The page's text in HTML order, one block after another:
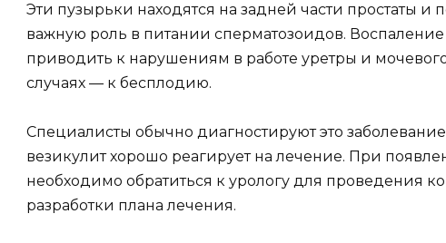
Эти пузырьки находятся на задней части простаты и
важную роль в питании сперматозоидов.
приводить к нарушениям в работе уретры и
случаях — к бесплодию.
Специалисты обычно диагностируют это
везикулит хорошо реагирует на лечение. При
необходимо обратиться к урологу для проведения
разработки плана лечения.